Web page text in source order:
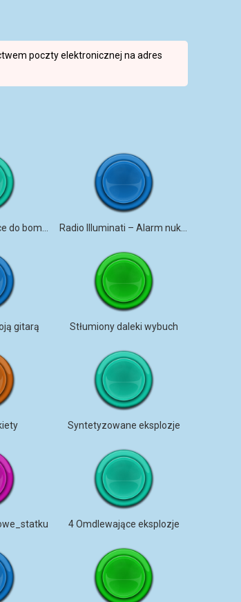
poczty elektronicznej na adres
gitarą Stłumiony daleki wybuch
Syntetyzowane eksplozje
4 Omdlewające eksplozje